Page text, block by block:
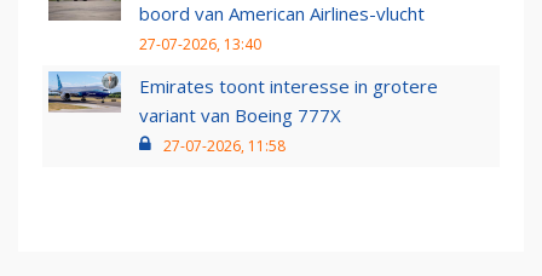
boord van American Airlines-vlucht
27-07-2026, 13:40
Emirates toont interesse in grotere
variant van Boeing 777X
27-07-2026, 11:58